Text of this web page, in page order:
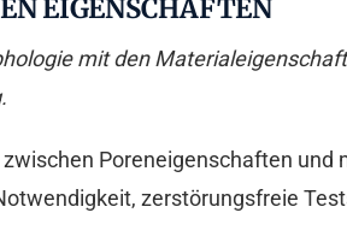
EIGENSCHAFTEN
mit den
Poreneigenschaften
zerstörungsfreie